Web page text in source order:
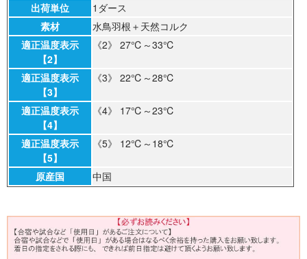
出荷単位
1ダース
素材
水鳥羽根＋天然コルク
適正温度表示
【2】
《2》 27℃～33℃
適正温度表示
【3】
《3》 22℃～28℃
適正温度表示
【4】
《4》 17℃～23℃
適正温度表示
【5】
《5》 12℃～18℃
原産国 中国